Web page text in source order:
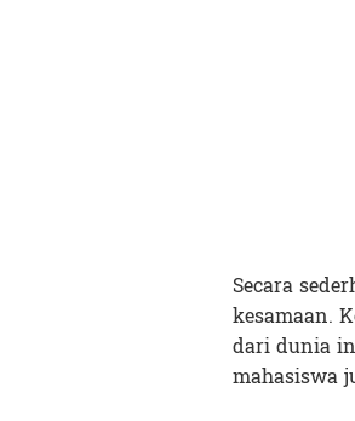
Secara
kesamaan.
dari dunia
mahasiswa